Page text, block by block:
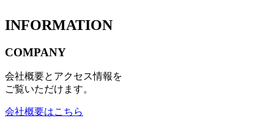
INFORMATION
COMPANY
会社概要とアクセス情報を
ご覧いただけます。
会社概要はこちら